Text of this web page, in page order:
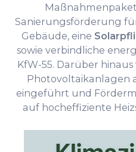
Sanierungsförderung
Gebäude, eine
sowie verbindliche
KfW-55. Darüber
Photovoltaikanlagen
eingeführt und
auf hocheffiziente